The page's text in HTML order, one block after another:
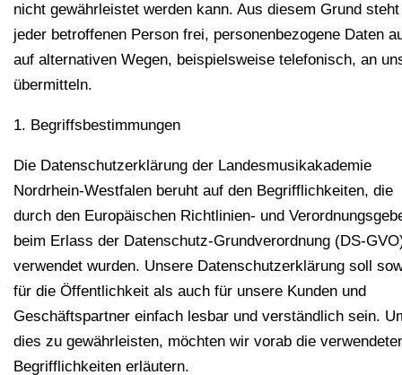
nicht gewährleistet werden kann. Aus diesem Grund
jeder betroffenen Person frei, personenbezogene Daten
auf alternativen Wegen, beispielsweise telefonisch, an
übermitteln.
1. Begriffsbestimmungen
Die Datenschutzerklärung der Landesmusikakademie
Nordrhein-Westfalen beruht auf den Begrifflichkeiten, die
durch den Europäischen Richtlinien- und
beim Erlass der Datenschutz-Grundverordnung (DS-
verwendet wurden. Unsere Datenschutzerklärung soll
für die Öffentlichkeit als auch für unsere Kunden und
Geschäftspartner einfach lesbar und verständlich sein.
dies zu gewährleisten, möchten wir vorab die
Begrifflichkeiten erläutern.